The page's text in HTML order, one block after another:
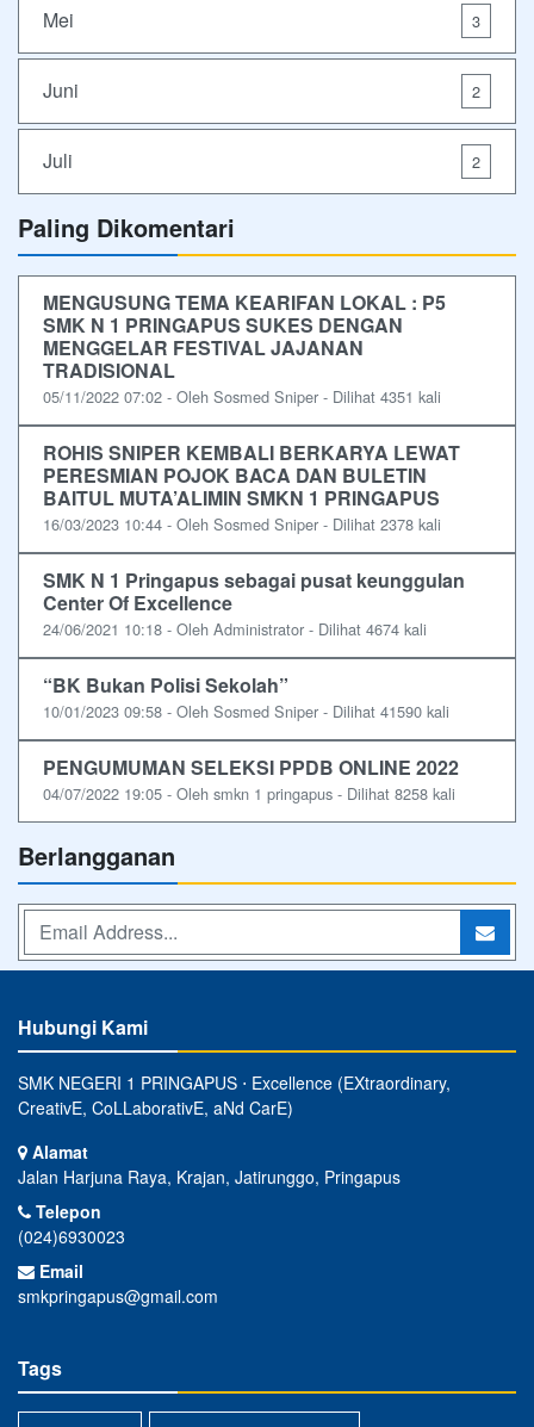
Mei 3
Juni 2
Juli 2
Paling Dikomentari
MENGUSUNG TEMA KEARIFAN LOKAL : P5
SMK N 1 PRINGAPUS SUKES DENGAN
MENGGELAR FESTIVAL JAJANAN
TRADISIONAL
05/11/2022 07:02 - Oleh Sosmed Sniper - Dilihat 4351 kali
ROHIS SNIPER KEMBALI BERKARYA LEWAT
PERESMIAN POJOK BACA DAN BULETIN
BAITUL MUTA’ALIMIN SMKN 1 PRINGAPUS
16/03/2023 10:44 - Oleh Sosmed Sniper - Dilihat 2378 kali
SMK N 1 Pringapus sebagai pusat keunggulan
Center Of Excellence
24/06/2021 10:18 - Oleh Administrator - Dilihat 4674 kali
“BK Bukan Polisi Sekolah”
10/01/2023 09:58 - Oleh Sosmed Sniper - Dilihat 41590 kali
PENGUMUMAN SELEKSI PPDB ONLINE 2022
04/07/2022 19:05 - Oleh smkn 1 pringapus - Dilihat 8258 kali
Berlangganan
Hubungi Kami
SMK NEGERI 1 PRINGAPUS ⋅ Excellence (EXtraordinary,
CreativE, CoLLaborativE, aNd CarE)
Alamat
Jalan Harjuna Raya, Krajan, Jatirunggo, Pringapus
Telepon
(024)6930023
Email
smkpringapus@gmail.com
Tags